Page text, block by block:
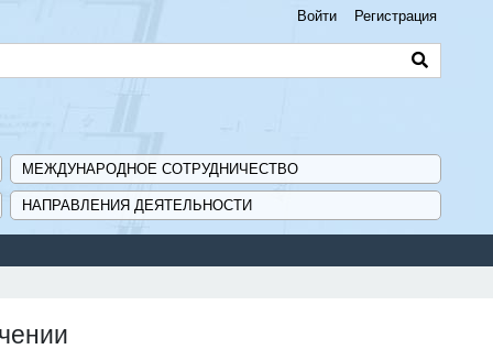
Войти Регистрация
МЕЖДУНАРОДНОЕ СОТРУДНИЧЕСТВО
НАПРАВЛЕНИЯ ДЕЯТЕЛЬНОСТИ